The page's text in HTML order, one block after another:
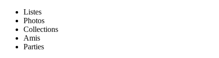
Listes
Photos
Collections
Amis
Parties